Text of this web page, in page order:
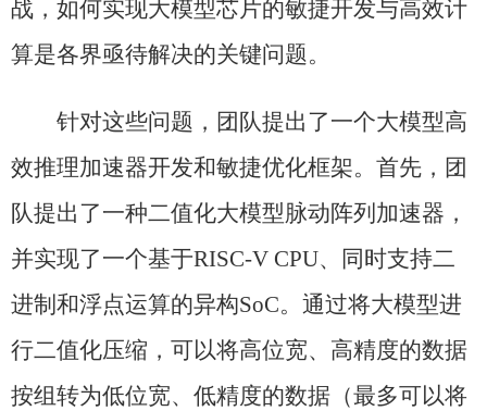
战，如何实现大模型芯片的敏捷开发与高效计
算是各界亟待解决的关键问题。
针对这些问题，团队提出了一个大模型高
效推理加速器开发和敏捷优化框架。首先，团
队提出了一种二值化大模型脉动阵列加速器，
并实现了一个基于RISC-V CPU、同时支持二
进制和浮点运算的异构SoC。通过将大模型进
行二值化压缩，可以将高位宽、高精度的数据
按组转为低位宽、低精度的数据（最多可以将